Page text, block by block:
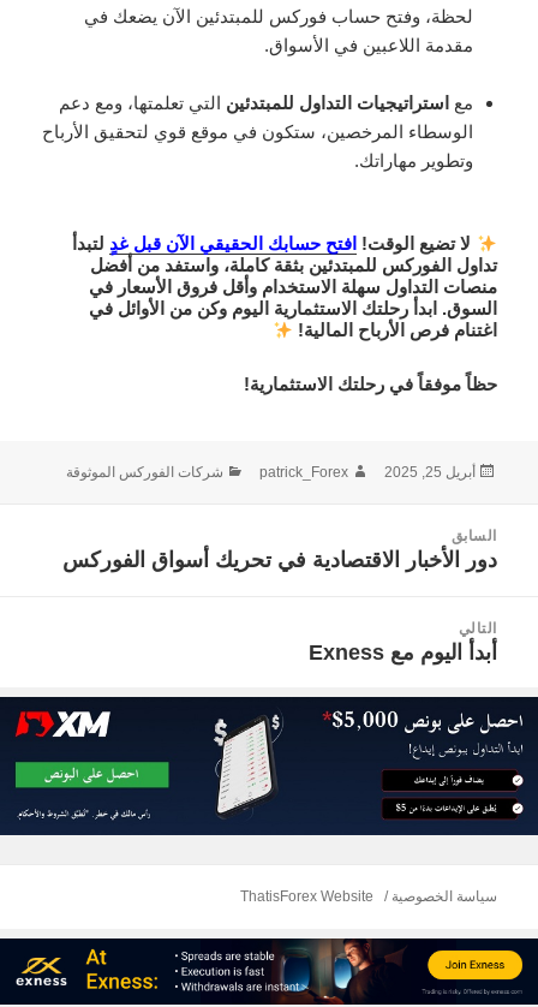
لحظة، وفتح حساب فوركس للمبتدئين الآن يضعك في
مقدمة اللاعبين في الأسواق.
مع استراتيجيات التداول للمبتدئين التي تعلمتها، ومع دعم
الوسطاء المرخصين، ستكون في موقع قوي لتحقيق الأرباح
وتطوير مهاراتك.
لا تضيع الوقت! افتح حسابك الحقيقي الآن قبل غدٍ لتبدأ
تداول الفوركس للمبتدئين بثقة كاملة، واستفد من أفضل
منصات التداول سهلة الاستخدام وأقلفروق الأسعار في
السوق. ابدأ رحلتك الاستثمارية اليوم وكن من الأوائل في
اغتنام فرص الأرباح المالية!
حظاً موفقاً في رحلتك الاستثمارية!
نُشرت
أبريل 25, 2025 الكاتب
patrick_Forex التصنيفات
شركات الفوركس الموثوقة
المقالاتالسابق
المقالة
دور الأخبار الاقتصادية في تحريك أسواق الفوركس
التالي
المقالة
أبدأ اليوم مع Exness
سياسة الخصوصية ThatisForex Website